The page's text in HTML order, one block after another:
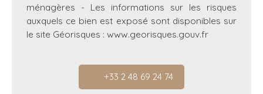
ménagères - Les informations sur les risques
auxquels ce bien est exposé sont disponibles sur
le site Géorisques : www.georisques.gouv.fr
+33 2 48 69 24 74